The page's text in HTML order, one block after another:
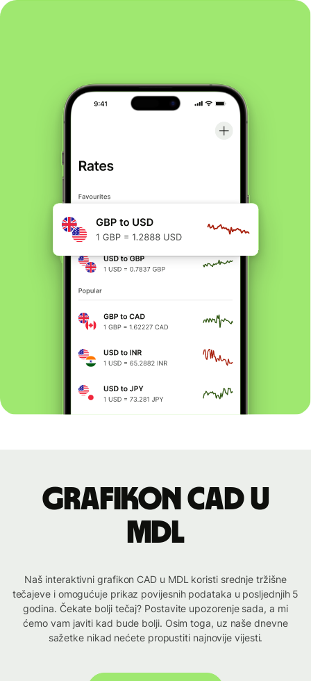
Grafikon CAD u
MDL
Naš interaktivni grafikon CAD u MDL koristi srednje tržišne
tečajeve i omogućuje prikaz povijesnih podataka u posljednjih 5
godina. Čekate bolji tečaj? Postavite upozorenje sada, a mi
ćemo vam javiti kad bude bolji. Osim toga, uz naše dnevne
sažetke nikad nećete propustiti najnovije vijesti.